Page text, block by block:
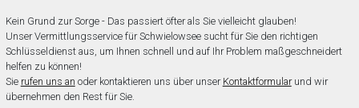
Kein Grund zur Sorge - Das passiert öfter als Sie vielleicht glauben!
Unser Vermittlungsservice für Schwielowsee sucht für Sie den richtigen
Schlüsseldienst aus, um Ihnen schnell und auf Ihr Problem maßgeschneidert
helfen zu können!
Sie rufen uns an oder kontaktieren uns über unser Kontaktformularund wir
übernehmen den Rest für Sie.